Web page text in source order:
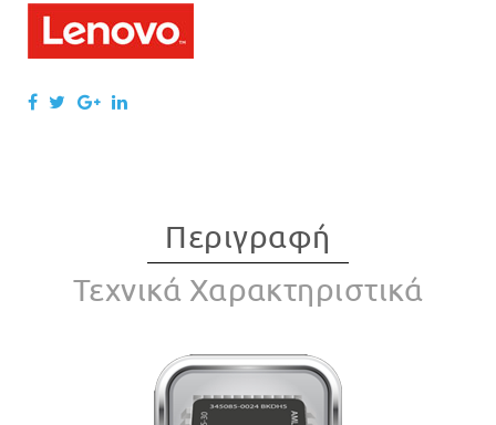
Περιγραφή
Τεχνικά Χαρακτηριστικά